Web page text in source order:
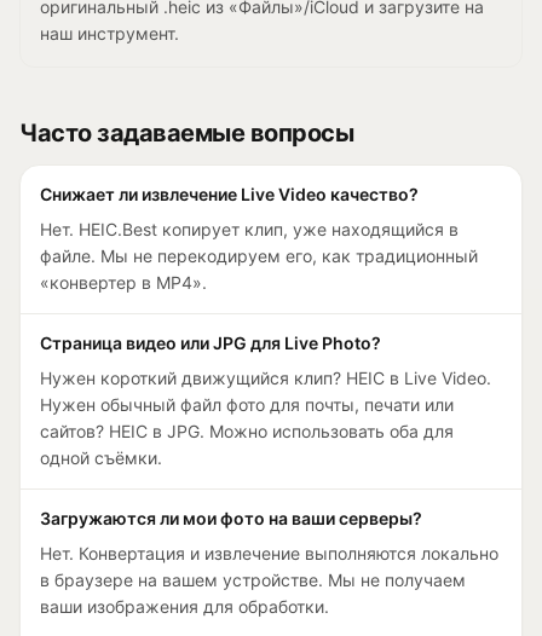
оригинальный .heic из «Файлы»/iCloud и загрузите на
наш инструмент.
Часто задаваемые вопросы
Снижает ли извлечение Live Video качество?
Нет. HEIC.Best копирует клип, уже находящийся в
файле. Мы не перекодируем его, как традиционный
«конвертер в MP4».
Страница видео или JPG для Live Photo?
Нужен короткий движущийся клип? HEIC в Live Video.
Нужен обычный файл фото для почты, печати или
сайтов? HEIC в JPG. Можно использовать оба для
одной съёмки.
Загружаются ли мои фото на ваши серверы?
Нет. Конвертация и извлечение выполняются локально
в браузере на вашем устройстве. Мы не получаем
ваши изображения для обработки.